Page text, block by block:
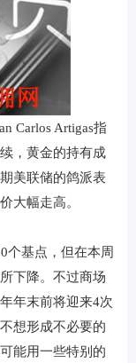
Carlos Artigas指
，黄金的持有成
美联储的鸽派表
大幅走高。
基点，但在本周
下降。不过商场
年末前将迎来4次
想形成不必要的
能用一些特别的